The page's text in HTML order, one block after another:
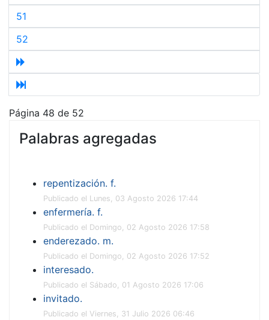
51
52
Página 48 de 52
Palabras agregadas
repentización. f.
Publicado el Lunes, 03 Agosto 2026 17:44
enfermería. f.
Publicado el Domingo, 02 Agosto 2026 17:58
enderezado. m.
Publicado el Domingo, 02 Agosto 2026 17:52
interesado.
Publicado el Sábado, 01 Agosto 2026 17:06
invitado.
Publicado el Viernes, 31 Julio 2026 06:46